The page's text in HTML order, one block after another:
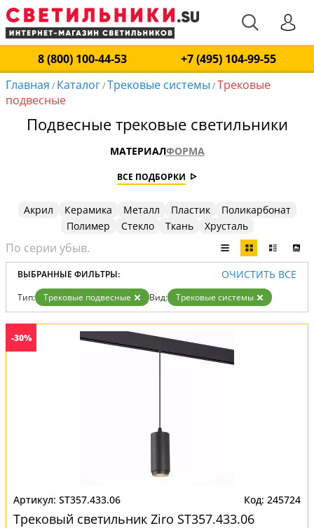
8 (800) 100-44-53
+7 (495) 104-99-55
Главная / Каталог/Трековые системы /Трековые
подвесные
Подвесные трековые светильники
МАТЕРИАЛФОРМА
ВСЕ ПОДБОРКИ
Акрил Керамика Металл Пластик
Поликарбонат
Полимер
Стекло Ткань Хрусталь
ВЫБРАННЫЕ ФИЛЬТРЫ: ОЧИСТИТЬ ВСЕ
Тип: Трековые подвесные Вид: Трековые системы
-30%
ST357.433.06 245724
Трековый светильник Ziro ST357.433.06